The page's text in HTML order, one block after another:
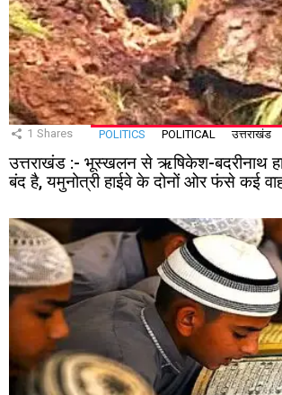
1 Shares POLITICS POLITICAL उत्तराखंड
उत्तराखंड :- भूस्खलन से ऋषिकेश-बदरीनाथ
बंद है, यमुनोत्री हाईवे के दोनों ओर फंसे कई